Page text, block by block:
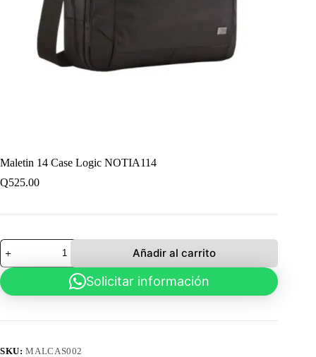
Maletin 14 Case Logic NOTIA114
Q525.00
Maletin
14
Case
Logic
NOTIA114
Añadir al carrito
Solicitar información
SKU:MALCAS002